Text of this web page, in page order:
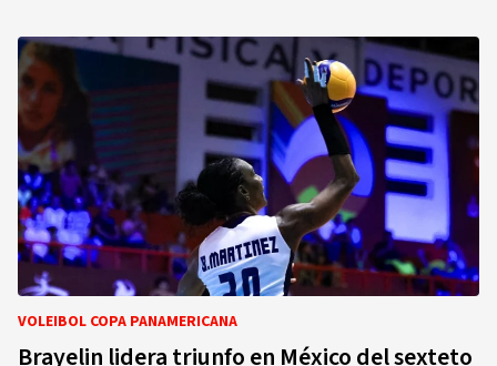
VOLEIBOL COPA PANAMERICANA
Brayelin lidera triunfo en México del sexteto